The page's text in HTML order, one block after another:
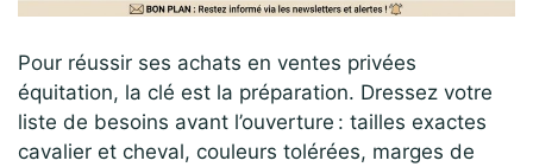
Pour réussir ses achats en ventes privées
équitation, la clé est la préparation. Dressez votre
liste de besoins avant l’ouverture : tailles exactes
cavalier et cheval, couleurs tolérées, marges de